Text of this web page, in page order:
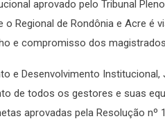
aprovado pelo Tribunal
o Regional de Rondônia e Acre é
e compromisso dos
e Desenvolvimento
de todos os gestores e suas
aprovadas pela Resolução